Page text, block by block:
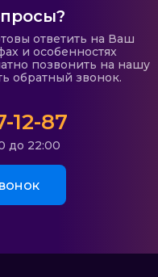
ответить на Ваш
и особенностях
позвонить на нашу
обратный звонок.
12-87
до 22:00